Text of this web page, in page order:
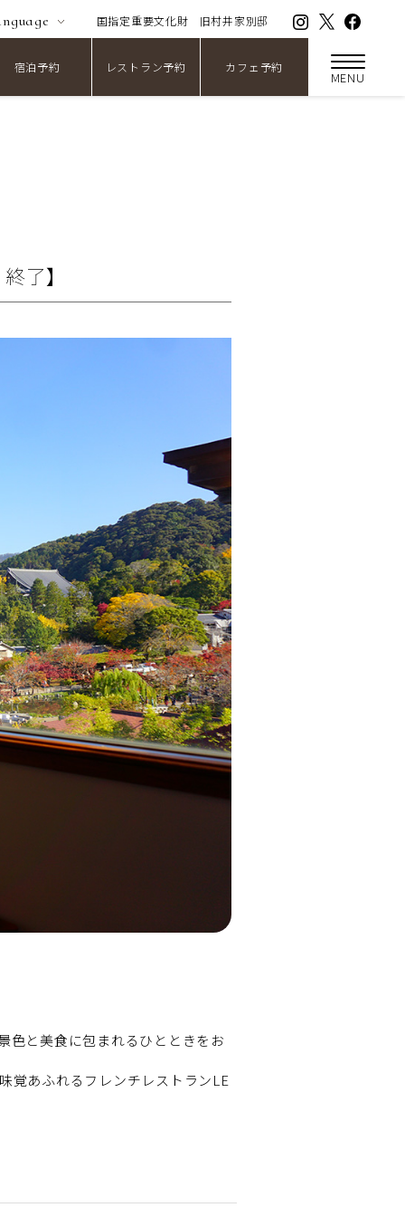
国指定重要文化財 旧村井家別邸
宿泊予約 レストラン予約 カフェ予約
MENU
了】
色と美食に包まれるひとときをお
覚あふれるフレンチレストランLE